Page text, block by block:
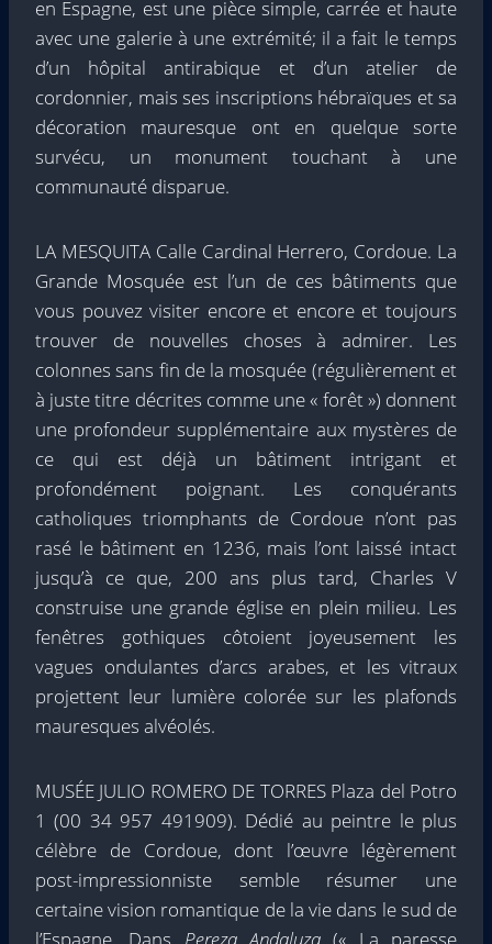
en Espagne, est une pièce simple, carrée et haute
avec une galerie à une extrémité; il a fait le temps
d’un hôpital antirabique et d’un atelier de
cordonnier, mais ses inscriptions hébraïques et sa
décoration mauresque ont en quelque sorte
survécu, un monument touchant à une
communauté disparue.
LA MESQUITA Calle Cardinal Herrero, Cordoue. La
Grande Mosquée est l’un de ces bâtiments que
vous pouvez visiter encore et encore et toujours
trouver de nouvelles choses à admirer. Les
colonnes sans fin de la mosquée (régulièrement et
à juste titre décrites comme une « forêt ») donnent
une profondeur supplémentaire aux mystères de
ce qui est déjà un bâtiment intrigant et
profondément poignant. Les conquérants
catholiques triomphants de Cordoue n’ont pas
rasé le bâtiment en 1236, mais l’ont laissé intact
jusqu’à ce que, 200 ans plus tard, Charles V
construise une grande église en plein milieu. Les
fenêtres gothiques côtoient joyeusement les
vagues ondulantes d’arcs arabes, et les vitraux
projettent leur lumière colorée sur les plafonds
mauresques alvéolés.
MUSÉE JULIO ROMERO DE TORRES Plaza del Potro
1 (00 34 957 491909). Dédié au peintre le plus
célèbre de Cordoue, dont l’œuvre légèrement
post-impressionniste semble résumer une
certaine vision romantique de la vie dans le sud de